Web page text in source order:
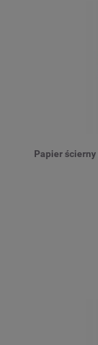
Papier ścierny